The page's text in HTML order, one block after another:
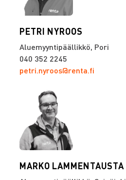
PETRI NYROOS
Aluemyyntipäällikkö, Pori
040 352 2245
petri.nyroos@renta.fi
MARKO LAMMENTAUSTA